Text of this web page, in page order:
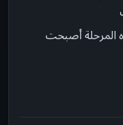
المرحلة أصبحت